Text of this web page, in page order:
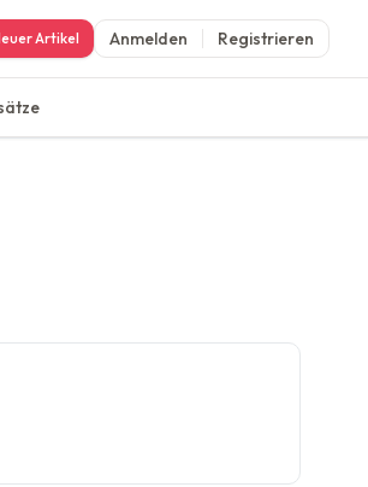
Artikel Anmelden Registrieren